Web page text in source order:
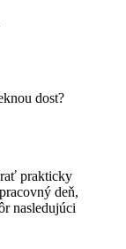
dost?
prakticky
deň,
nasledujúci